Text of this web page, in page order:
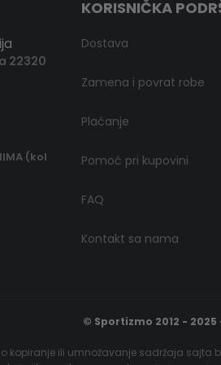
22320
(kol
KORISNIČKA
Dostava
Zamena i povrat robe
Plaćanje
Pomoć pri kupovini
FAQ
Kontakt sa nama
© Sportizmo 2012 -
kopiranje ili umnožavanje sadržaja